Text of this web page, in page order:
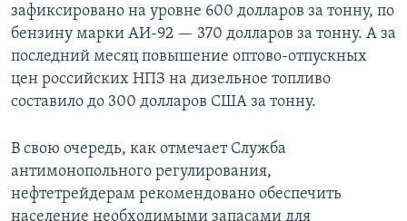
зафиксировано на уровне 600 долларов за тонну, по
бензину марки АИ-92 — 370 долларов за тонну. А за
последний месяц повышение оптово-отпускных
цен российских НПЗ на дизельное топливо
составило до 300 долларов США за тонну.
В свою очередь, как отмечает Служба
антимонопольного регулирования,
нефтетрейдерам рекомендовано обеспечить
население необходимыми запасами для